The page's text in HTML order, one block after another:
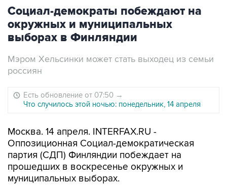
Социал-демократы побеждают на
окружных и муниципальных
выборах в Финляндии
Мэром Хельсинки может стать выходец из семьи
россиян
Есть обновление от 07:50 →
Что случилось этой ночью: понедельник, 14 апреля
Москва. 14 апреля. INTERFAX.RU -
Оппозиционная Социал-демократическая
партия (СДП) Финляндии побеждает на
прошедших в воскресенье окружных и
муниципальных выборах.